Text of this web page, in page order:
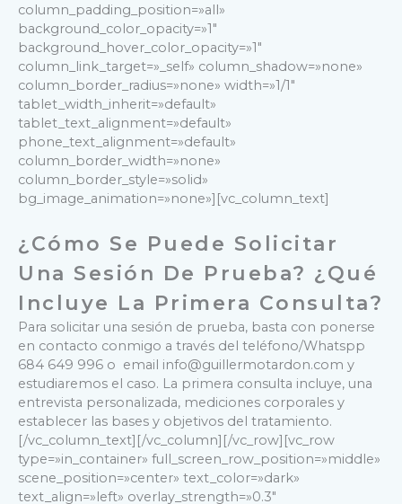
column_padding_position=»all»
background_color_opacity=»1″
background_hover_color_opacity=»1″
column_link_target=»_self» column_shadow=»none»
column_border_radius=»none» width=»1/1″
tablet_width_inherit=»default»
tablet_text_alignment=»default»
phone_text_alignment=»default»
column_border_width=»none»
column_border_style=»solid»
bg_image_animation=»none»][vc_column_text]
¿Cómo Se Puede Solicitar
Una Sesión De Prueba? ¿Qué
Incluye La Primera Consulta?
Para solicitar una sesión de prueba, basta con ponerse
en contacto conmigo a través del teléfono/Whatspp
684 649 996 o email info@guillermotardon.com y
estudiaremos el caso. La primera consulta incluye, una
entrevista personalizada, mediciones corporales y
establecer las bases y objetivos del tratamiento.
[/vc_column_text][/vc_column][/vc_row][vc_row
type=»in_container» full_screen_row_position=»middle»
scene_position=»center» text_color=»dark»
text_align=»left» overlay_strength=»0.3″